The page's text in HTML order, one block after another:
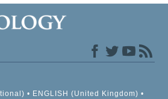
ENGLISH (United Kingdom)